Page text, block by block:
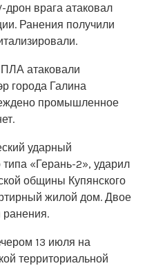
врага атаковал
Ранения получили
атаковали
города Галина
промышленное
ударный
«Герань-2», ударил
общины Купянского
жилой дом. Двое
ранения.
13 июля на
территориальной